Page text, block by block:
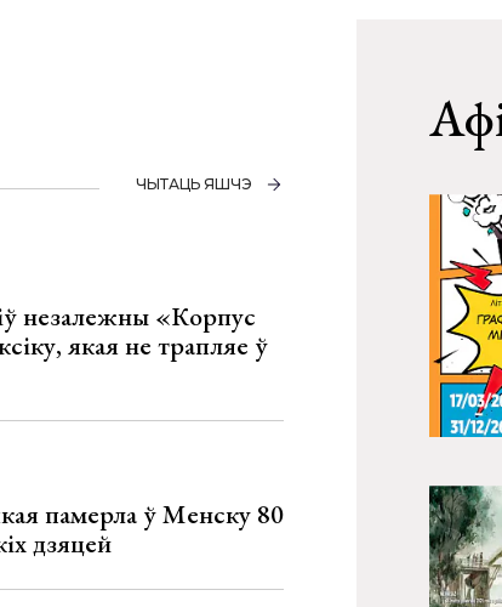
ЧЫТАЦЬ ЯШЧЭ
незалежны «Корпус
якая не трапляе ў
памерла ў Менску 80
дзяцей